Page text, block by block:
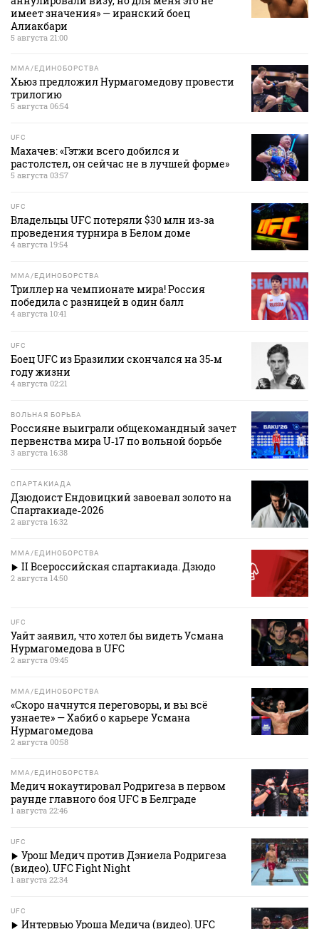
имеет значения» — иранский боец
Алиакбари
5 августа 21:00
MMA/ЕДИНОБОРСТВА
Хьюз предложил Нурмагомедову провести
трилогию
5 августа 06:54
UFC
Махачев: «Гэтжи всего добился и
растолстел, он сейчас не в лучшей форме»
5 августа 03:57
UFC
Владельцы UFC потеряли $30 млн из‑за
проведения турнира в Белом доме
4 августа 19:54
MMA/ЕДИНОБОРСТВА
Триллер на чемпионате мира! Россия
победила с разницей в один балл
4 августа 10:41
UFC
Боец UFC из Бразилии скончался на 35‑м
году жизни
4 августа 02:21
ВОЛЬНАЯ БОРЬБА
Россияне выиграли общекомандный зачет
первенства мира U‑17 по вольной борьбе
3 августа 16:38
СПАРТАКИАДА
Дзюдоист Ендовицкий завоевал золото на
Спартакиаде‑2026
2 августа 16:32
MMA/ЕДИНОБОРСТВА
II Всероссийская спартакиада. Дзюдо
2 августа 14:50
UFC
Уайт заявил, что хотел бы видеть Усмана
Нурмагомедова в UFC
2 августа 09:45
MMA/ЕДИНОБОРСТВА
«Скоро начнутся переговоры, и вы всё
узнаете» — Хабиб о карьере Усмана
Нурмагомедова
2 августа 00:58
MMA/ЕДИНОБОРСТВА
Медич нокаутировал Родригеза в первом
раунде главного боя UFC в Белграде
1 августа 22:46
UFC
Урош Медич против Дэниела Родригеза
(видео). UFC Fight Night
1 августа 22:34
UFC
Интервью Уроша Медича (видео). UFC